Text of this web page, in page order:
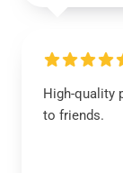
High-quality
to friends.